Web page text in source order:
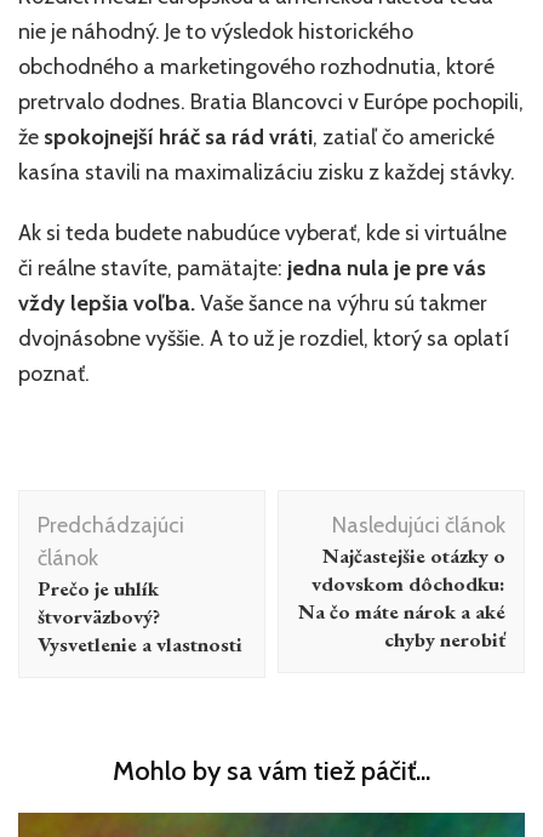
nie je náhodný. Je to výsledok historického
obchodného a marketingového rozhodnutia, ktoré
pretrvalo dodnes. Bratia Blancovci v Európe pochopili,
že spokojnejší hráč sa rád vráti, zatiaľ čo americké
kasína stavili na maximalizáciu zisku z každej stávky.
Ak si teda budete nabudúce vyberať, kde si virtuálne
či reálne stavíte, pamätajte: jedna nula je pre vás
vždy lepšia voľba.Vaše šance na výhru sú takmer
dvojnásobne vyššie. A to už je rozdiel, ktorý sa oplatí
poznať.
Navigácia
článku
Predchádzajúci
článok
Prečo je uhlík
štvorväzbový?
Vysvetlenie a vlastnosti
Nasledujúci článok
Najčastejšie otázky o
vdovskom dôchodku:
Na čo máte nárok a aké
chyby nerobiť
Mohlo by sa vám tiež páčiť...